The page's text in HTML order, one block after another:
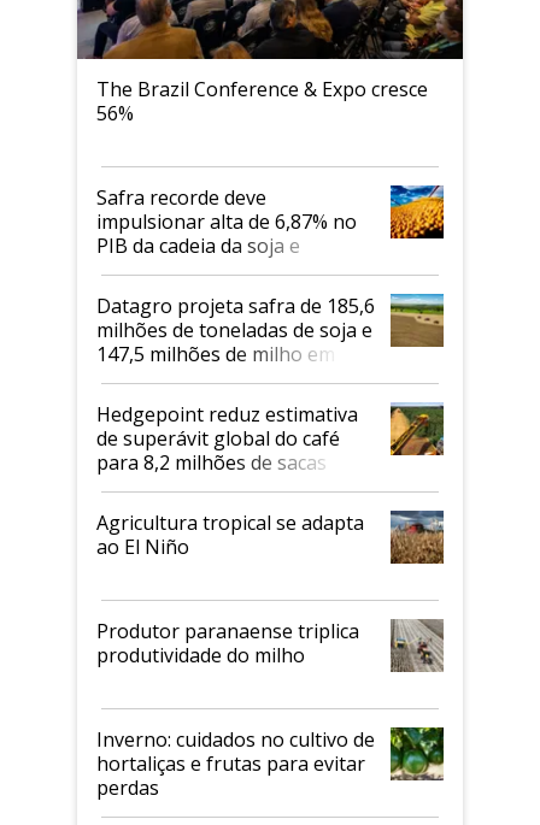
The Brazil Conference & Expo cresce
56%
Safra recorde deve
impulsionar alta de 6,87% no
PIB da cadeia da soja e
biodiesel em 2026
Datagro projeta safra de 185,6
milhões de toneladas de soja e
147,5 milhões de milho em
2026/27
Hedgepoint reduz estimativa
de superávit global do café
para 8,2 milhões de sacas
Agricultura tropical se adapta
ao El Niño
Produtor paranaense triplica
produtividade do milho
Inverno: cuidados no cultivo de
hortaliças e frutas para evitar
perdas